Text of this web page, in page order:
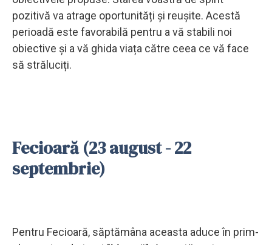
pozitivă va atrage oportunități și reușite. Acestă
perioadă este favorabilă pentru a vă stabili noi
obiective și a vă ghida viața către ceea ce vă face
să străluciți.
Fecioară (23 august - 22
septembrie)
Pentru Fecioară, săptămâna aceasta aduce în prim-